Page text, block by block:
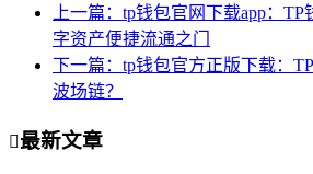
上一篇：tp钱包官网下载app：
字资产便捷流通之门
下一篇：tp钱包官方正版下载：
波场链？
最新文章